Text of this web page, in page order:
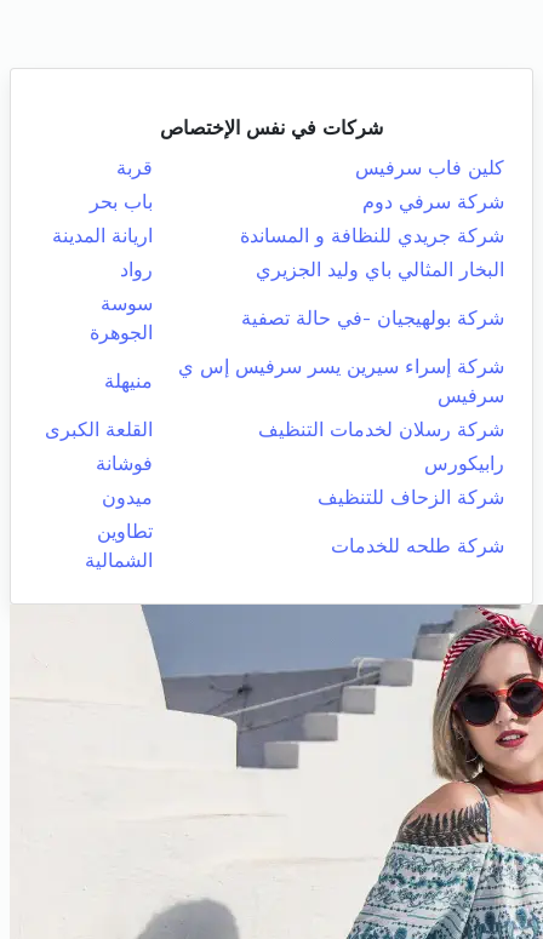
شركات في نفس الإختصاص
كلين فاب سرفيس
قربة
شركة سرفي دوم
باب بحر
شركة جريدي للنظافة و المساندة
اريانة المدينة
البخار المثالي باي وليد الجزيري
رواد
شركة بولهيجيان -في حالة تصفية
سوسة
الجوهرة
شركة إسراء سيرين يسر سرفيس إس ي
سرفيس
منيهلة
شركة رسلان لخدمات التنظيف
القلعة الكبرى
رابيكورس
فوشانة
شركة الزحاف للتنظيف
ميدون
شركة طلحه للخدمات
تطاوين
الشمالية